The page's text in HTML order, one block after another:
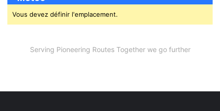
Vous devez définir l'emplacement.
Serving Pioneering Routes Together we go further